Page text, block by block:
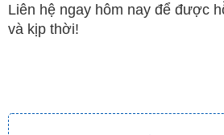
Liên hệ ngay hôm nay để được
và kịp thời!